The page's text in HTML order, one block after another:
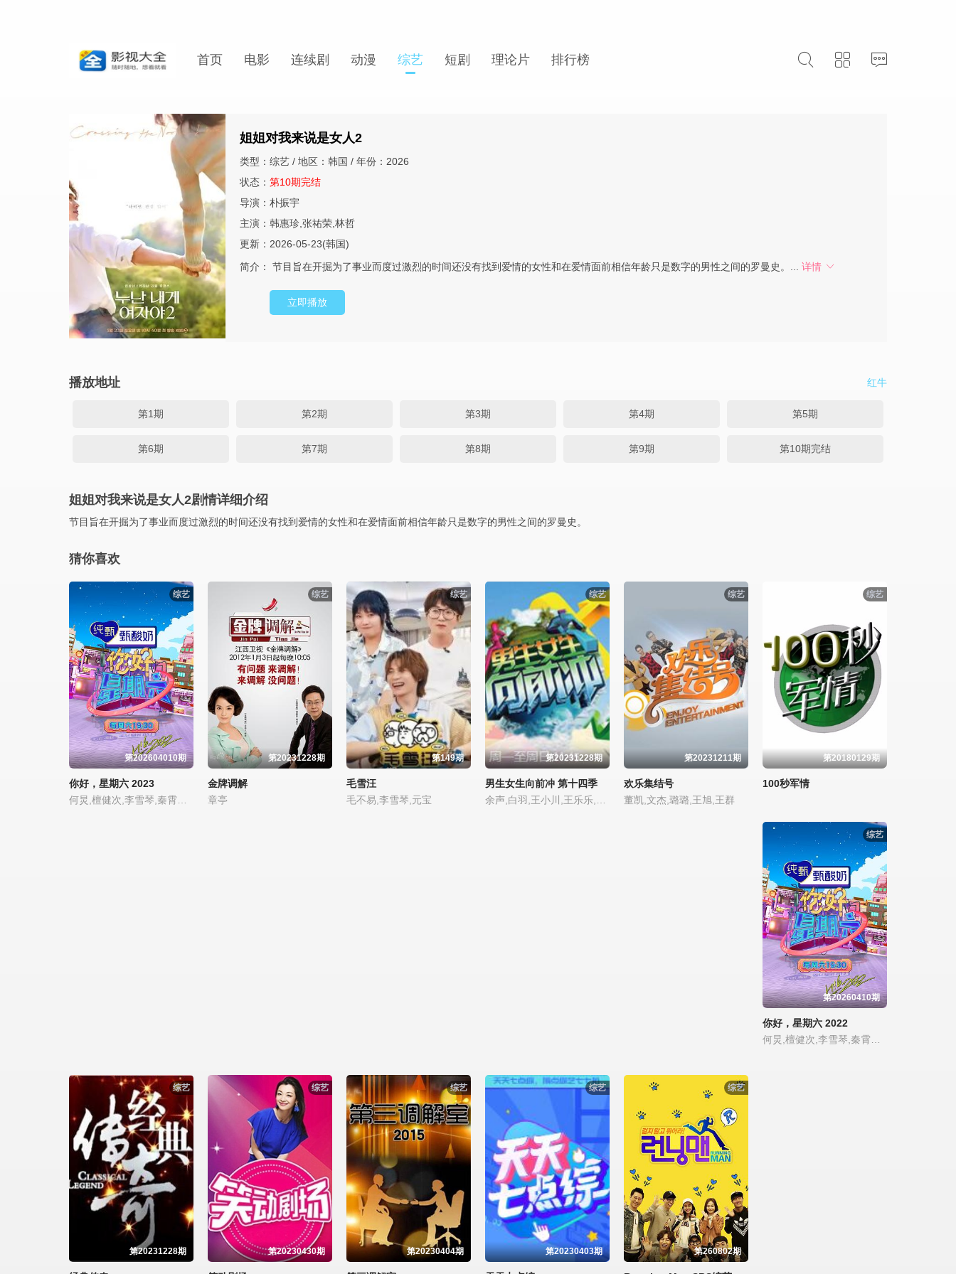
首页 电影 连续剧 动漫 综艺 短剧 理论片 排行榜
姐姐对我来说是女人2
类型：综艺 / 地区：韩国 / 年份：2026
状态： 第10期完结
导演：朴振宇
主演：韩惠珍,张祐荣,林哲
更新：2026-05-23(韩国)
简介：
节目旨在开掘为了事业而度过激烈的时间还没有找到爱情的女性和在爱情面前相信年龄只是数字的男性之间的罗曼史。... 详情
立即播放
播放地址 红牛
第1期 第2期 第3期 第4期 第5期
第6期 第7期 第8期 第9期 第10期完结
姐姐对我来说是女人2剧情详细介绍
节目旨在开掘为了事业而度过激烈的时间还没有找到爱情的女性和在爱情面前相信年龄只是数字的男性之间的罗曼史。
猜你喜欢
综艺
第202604010期
你好，星期六 2023
综艺
第20231228期
金牌调解
章亭
综艺
第149期
毛雪汪
毛不易,李雪琴,元宝
综艺
第20231228期
男生女生向前冲 第十四季
综艺
第20231211期
欢乐集结号
董凯,文杰,璐璐,王旭,王群
综艺
第20180129期
100秒军情
综艺
第20260410期
你好，星期六 2022
综艺
第20231228期
综艺
第20230430期
综艺
第20230404期
综艺
第20230403期
综艺
第260802期